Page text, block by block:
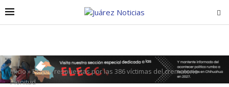
Inicio»Exigen respuestas por las 386 víctimas del crematorio
Plenitud